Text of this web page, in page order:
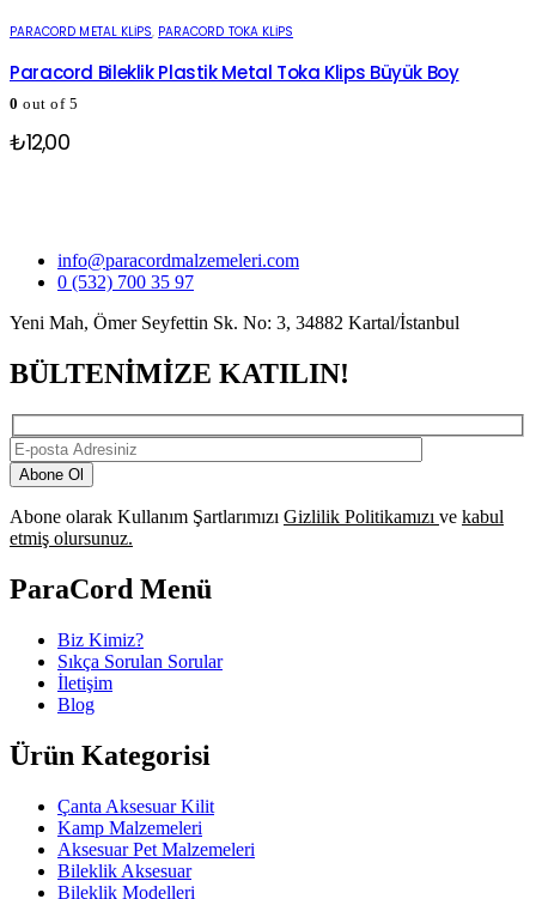
PARACORD METAL KLIPS, PARACORD TOKA KLIPS
Paracord Bileklik Plastik Metal Toka Klips Büyük Boy
0 out of 5
₺12,00
info@paracordmalzemeleri.com
0 (532) 700 35 97
Yeni Mah, Ömer Seyfettin Sk. No: 3, 34882 Kartal/İstanbul
BÜLTENİMİZE KATILIN!
Abone Ol
Abone olarak Kullanım Şartlarımızı Gizlilik Politikamızı ve kabul
etmiş olursunuz.
ParaCord Menü
Biz Kimiz?
Sıkça Sorulan Sorular
İletişim
Blog
Ürün Kategorisi
Çanta Aksesuar Kilit
Kamp Malzemeleri
Aksesuar Pet Malzemeleri
Bileklik Aksesuar
Bileklik Modelleri